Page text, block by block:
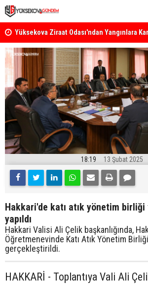
Yüksekova Ziraat Odası'ndan Yangınlara
Çağrısı
18:19 13 Şubat 2025
Hakkari'de katı atık yönetim birliği
yapıldı
Hakkari Valisi Ali Çelik başkanlığında,
Öğretmenevinde Katı Atık Yönetim
gerçekleştirildi.
HAKKARİ - Toplantıya Vali Ali